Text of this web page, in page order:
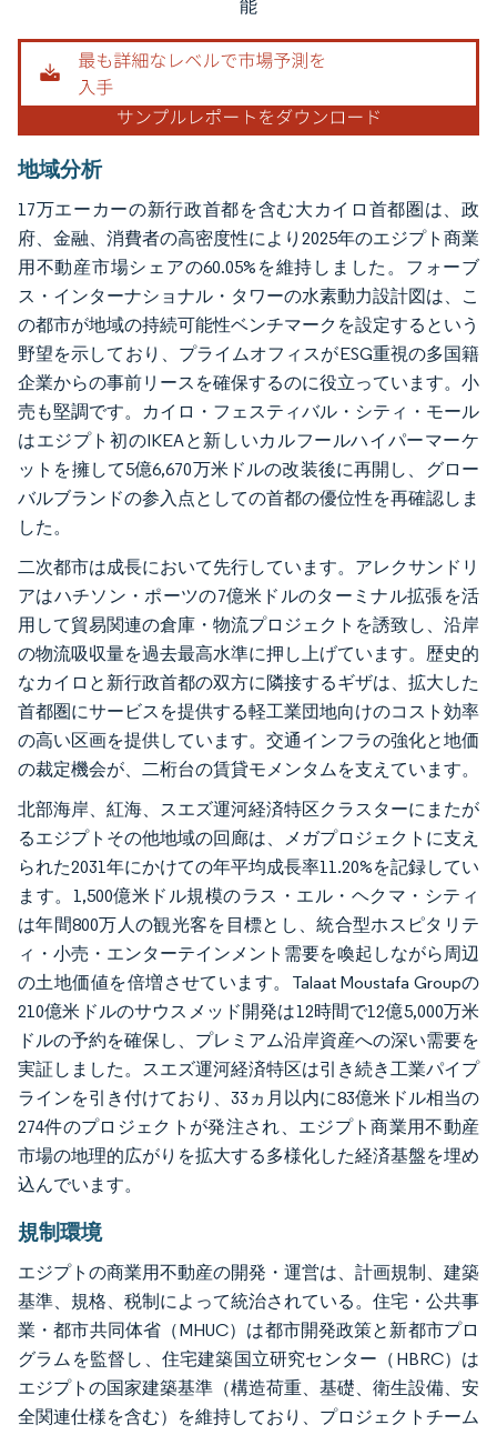
能
地域分析
17万エーカーの新行政首都を含む大カイロ首都圏は、政
府、金融、消費者の高密度性により2025年のエジプト商業
用不動産市場シェアの60.05%を維持しました。フォーブ
ス・インターナショナル・タワーの水素動力設計図は、こ
の都市が地域の持続可能性ベンチマークを設定するという
野望を示しており、プライムオフィスがESG重視の多国籍
企業からの事前リースを確保するのに役立っています。小
売も堅調です。カイロ・フェスティバル・シティ・モール
はエジプト初のIKEAと新しいカルフールハイパーマーケ
ットを擁して5億6,670万米ドルの改装後に再開し、グロー
バルブランドの参入点としての首都の優位性を再確認しま
した。
二次都市は成長において先行しています。アレクサンドリ
アはハチソン・ポーツの7億米ドルのターミナル拡張を活
用して貿易関連の倉庫・物流プロジェクトを誘致し、沿岸
の物流吸収量を過去最高水準に押し上げています。歴史的
なカイロと新行政首都の双方に隣接するギザは、拡大した
首都圏にサービスを提供する軽工業団地向けのコスト効率
の高い区画を提供しています。交通インフラの強化と地価
の裁定機会が、二桁台の賃貸モメンタムを支えています。
北部海岸、紅海、スエズ運河経済特区クラスターにまたが
るエジプトその他地域の回廊は、メガプロジェクトに支え
られた2031年にかけての年平均成長率11.20%を記録してい
ます。1,500億米ドル規模のラス・エル・ヘクマ・シティ
は年間800万人の観光客を目標とし、統合型ホスピタリテ
ィ・小売・エンターテインメント需要を喚起しながら周辺
の土地価値を倍増させています。Talaat Moustafa Groupの
210億米ドルのサウスメッド開発は12時間で12億5,000万米
ドルの予約を確保し、プレミアム沿岸資産への深い需要を
実証しました。スエズ運河経済特区は引き続き工業パイプ
ラインを引き付けており、33ヵ月以内に83億米ドル相当の
274件のプロジェクトが発注され、エジプト商業用不動産
市場の地理的広がりを拡大する多様化した経済基盤を埋め
込んでいます。
規制環境
エジプトの商業用不動産の開発・運営は、計画規制、建築
基準、規格、税制によって統治されている。住宅・公共事
業・都市共同体省（MHUC）は都市開発政策と新都市プロ
グラムを監督し、住宅建築国立研究センター（HBRC）は
エジプトの国家建築基準（構造荷重、基礎、衛生設備、安
全関連仕様を含む）を維持しており、プロジェクトチーム